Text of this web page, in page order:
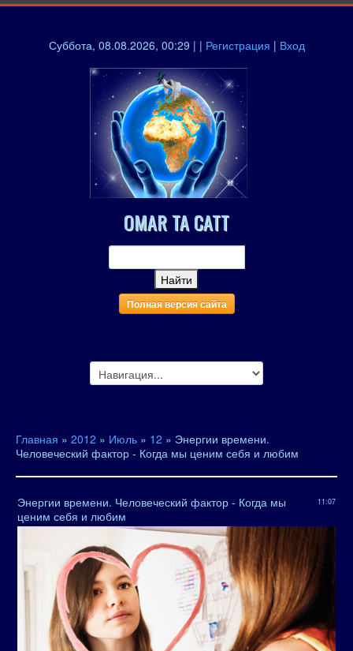
Суббота, 08.08.2026, 00:29 | | Регистрация | Вход
OMAR TA CATT
Полная версия сайта
Главная » 2012 » Июль » 12 » Энергии времени.
Человеческий фактор - Когда мы ценим себя и любим
11:07
Энергии времени. Человеческий фактор - Когда мы
ценим себя и любим